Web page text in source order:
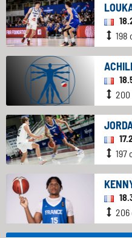
198
200
197
206